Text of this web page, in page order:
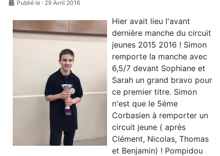
Publié le : 29 Avril 2016
Hier avait lieu l'avant
dernière manche du circuit
jeunes 2015 2016 ! Simon
remporte la manche avec
6,5/7 devant Sophiane et
Sarah un grand bravo pour
ce premier titre. Simon
n'est que le 5éme
Corbasien à remporter un
circuit jeune ( après
Clément, Nicolas, Thomas
et Benjamin) ! Pompidou